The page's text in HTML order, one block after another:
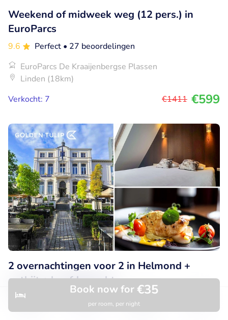
Search Bookings
Book now for€35
per room, per night
Weekend of midweek weg (12 pers.) in
EuroParcs
9.6 Perfect • 27 beoordelingen
EuroParcs De Kraaijenbergse Plassen
Linden (18km)
Verkocht: 7
€1411 €599
2 overnachtingen voor 2 in Helmond +
ontbijt + hoofdgerecht
9.6